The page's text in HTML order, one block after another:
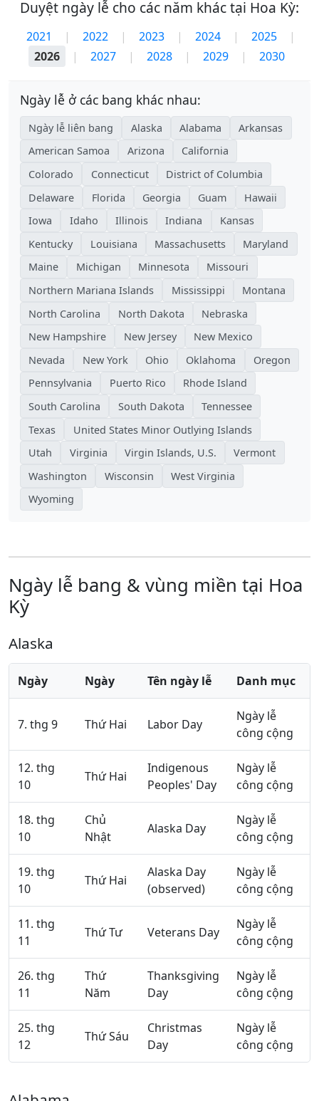
Duyệt ngày lễ cho các năm khác tại Hoa Kỳ:
2021 | 2022 | 2023 | 2024 | 2025
|
2026
| 2027 | 2028 | 2029 | 2030
Ngày lễ ở các bang khác nhau:
Ngày lễ liên bang Alaska Alabama
Arkansas
American Samoa
Arizona
California
Colorado
Connecticut
District of Columbia
Delaware
Florida Georgia Guam
Hawaii
Iowa
Idaho Illinois Indiana
Kansas
Kentucky
Louisiana Massachusetts
Maryland
Maine
Michigan Minnesota
Missouri
Northern Mariana Islands
Mississippi
Montana
North Carolina
North Dakota
Nebraska
New Hampshire
New Jersey
New Mexico
Nevada
New York Ohio Oklahoma
Oregon
Pennsylvania
Puerto Rico
Rhode Island
South Carolina
South Dakota
Tennessee
Texas
United States Minor Outlying Islands
Utah
Virginia Virgin Islands, U.S.
Vermont
Washington
Wisconsin
West Virginia
Wyoming
Ngày lễ bang & vùng miền tại Hoa
Kỳ
Alaska
Ngày Ngày Tên ngày lễ Danh mục
7. thg 9 Thứ Hai Labor Day
Ngày lễ
công cộng
12. thg
10
Thứ Hai
Indigenous
Peoples' Day
Ngày lễ
công cộng
18. thg
10
Chủ
Nhật
Alaska Day
Ngày lễ
công cộng
19. thg
10
Thứ Hai
Alaska Day
(observed)
Ngày lễ
công cộng
11. thg
11
Thứ Tư Veterans Day
Ngày lễ
công cộng
26. thg
11
Thứ
Năm
Thanksgiving
Day
Ngày lễ
công cộng
25. thg
12
Thứ Sáu
Christmas
Day
Ngày lễ
công cộng